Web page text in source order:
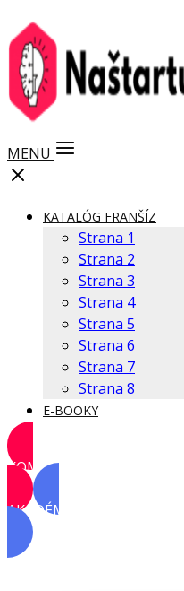
MENU
KATALÓG FRANŠÍZ
Strana 1
Strana 2
Strana 3
Strana 4
Strana 5
Strana 6
Strana 7
Strana 8
E-BOOKY
KOMUNITA
AKADÉMIA